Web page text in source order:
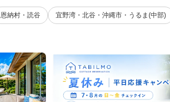
恩納村・読谷 宜野湾・北谷・沖縄市・うるま(中部)